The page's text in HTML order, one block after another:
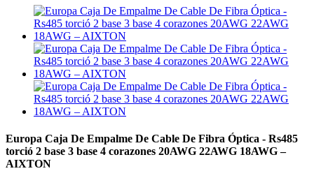
Europa Caja De Empalme De Cable De Fibra Óptica - Rs485
torció 2 base 3 base 4 corazones 20AWG 22AWG 18AWG –
AIXTON